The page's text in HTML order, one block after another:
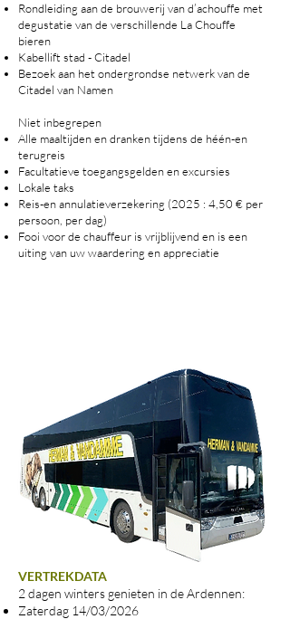
Rondleiding aan de brouwerij van d’achouffe met
degustatie van de verschillende La Chouffe
bieren
Kabellift stad - Citadel
Bezoek aan het ondergrondse netwerk van de
Citadel van Namen
Niet inbegrepen
Alle maaltijden en dranken tijdens de héén-en
terugreis
Facultatieve toegangsgelden en excursies
Lokale taks
Reis-en annulatieverzekering (2025 : 4,50 € per
persoon, per dag)
Fooi voor de chauffeur is vrijblijvend en is een
uiting van uw waardering en appreciatie
VERTREKDATA
​2 dagen winters genieten in de Ardennen:
Zaterdag 14/03/2026